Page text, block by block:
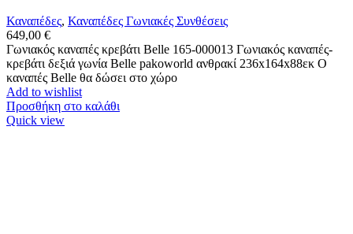
Καναπέδες, Καναπέδες Γωνιακές Συνθέσεις
649,00 €
Γωνιακός καναπές κρεβάτι Belle 165-000013 Γωνιακός καναπές-
κρεβάτι δεξιά γωνία Belle pakoworld ανθρακί 236x164x88εκ Ο
καναπές Belle θα δώσει στο χώρο
Add to wishlist
Προσθήκη στο καλάθι
Quick view